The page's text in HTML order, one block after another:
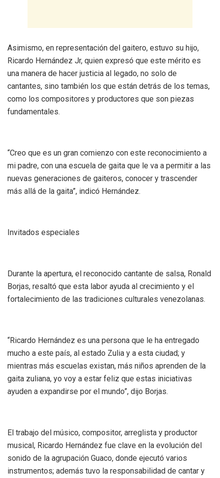
Asimismo, en representación del gaitero, estuvo su hijo,
Ricardo Hernández Jr, quien expresó que este mérito es
una manera de hacer justicia al legado, no solo de
cantantes, sino también los que están detrás de los temas,
como los compositores y productores que son piezas
fundamentales.
“Creo que es un gran comienzo con este reconocimiento a
mi padre, con una escuela de gaita que le va a permitir a las
nuevas generaciones de gaiteros, conocer y trascender
más allá de la gaita”, indicó Hernández.
Invitados especiales
Durante la apertura, el reconocido cantante de salsa, Ronald
Borjas, resaltó que esta labor ayuda al crecimiento y el
fortalecimiento de las tradiciones culturales venezolanas.
“Ricardo Hernández es una persona que le ha entregado
mucho a este país, al estado Zulia y a esta ciudad; y
mientras más escuelas existan, más niños aprenden de la
gaita zuliana, yo voy a estar feliz que estas iniciativas
ayuden a expandirse por el mundo”, dijo Borjas.
El trabajo del músico, compositor, arreglista y productor
musical, Ricardo Hernández fue clave en la evolución del
sonido de la agrupación Guaco, donde ejecutó varios
instrumentos; además tuvo la responsabilidad de cantar y